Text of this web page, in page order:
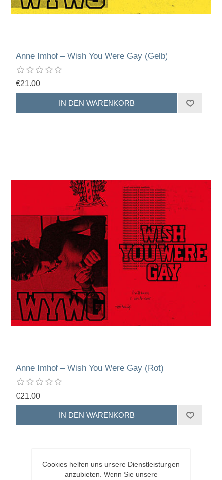
Anne Imhof – Wish You Were Gay (Gelb)
€21.00
Anne Imhof – Wish You Were Gay (Rot)
€21.00
Cookies helfen uns unsere Dienstleistungen
anzubieten. Wenn Sie unsere